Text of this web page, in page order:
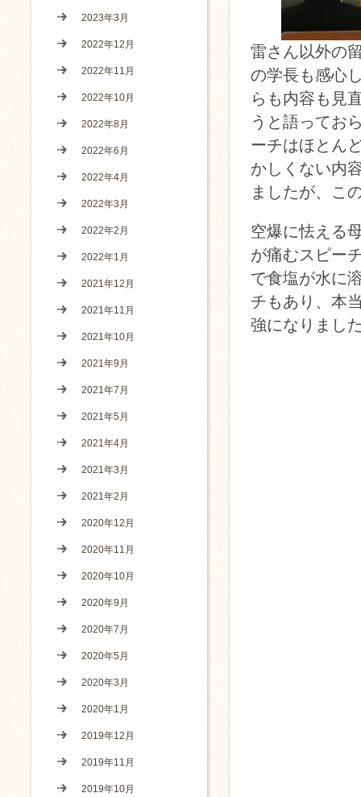
雷さん以外の
の学長も感心
らも内容も見
うと語ってお
ーチはほとん
かしくない内
ましたが、こ
空爆に怯える
が痛むスピー
で食塩が水に
チもあり、本
強になりまし
2023年3月
2022年12月
2022年11月
2022年10月
2022年8月
2022年6月
2022年4月
2022年3月
2022年2月
2022年1月
2021年12月
2021年11月
2021年10月
2021年9月
2021年7月
2021年5月
2021年4月
2021年3月
2021年2月
2020年12月
2020年11月
2020年10月
2020年9月
2020年7月
2020年5月
2020年3月
2020年1月
2019年12月
2019年11月
2019年10月